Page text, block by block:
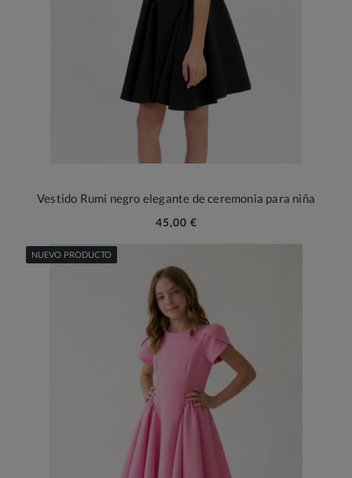
Vestido Rumi negro elegante de ceremonia para niña
45,00 €
NUEVO PRODUCTO